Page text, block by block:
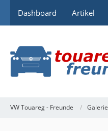
Dashboard Artikel
VW Touareg - Freunde Galerie